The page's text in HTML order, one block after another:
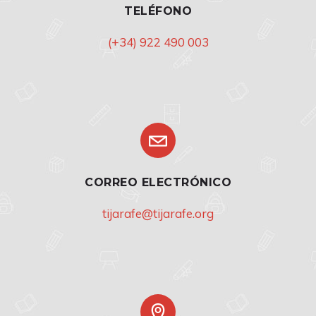
TELÉFONO
(+34) 922 490 003
CORREO ELECTRÓNICO
tijarafe@tijarafe.org